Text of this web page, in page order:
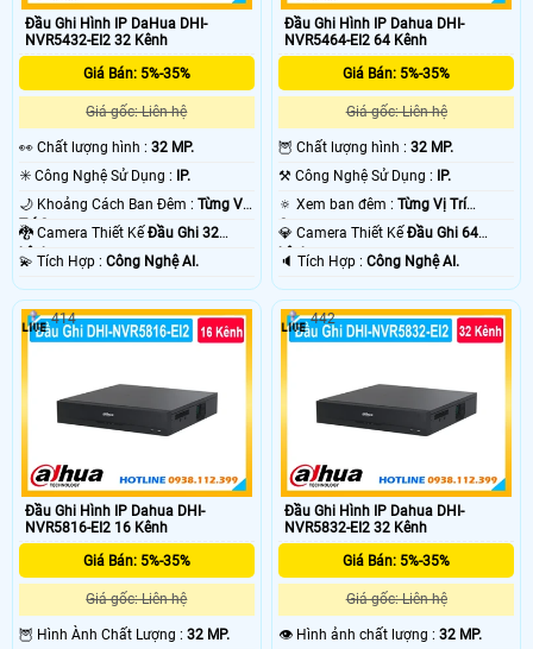
Đầu Ghi Hình IP DaHua DHI-
NVR5432-EI2 32 Kênh
Giá Bán: 5%-35%
Giá gốc: Liên hệ
️👀 Chất lượng hình : 32 MP.
✳️ Công Nghệ Sử Dụng :
IP.
🌙 Khoảng Cách Ban Đêm : Từng Vị
Trí Camera .
🐉️ Camera Thiết Kế Đầu Ghi 32
kênh.
️💫 Tích Hợp : Công Nghệ AI.
Đầu Ghi Hình IP Dahua DHI-
NVR5464-EI2 64 Kênh
Giá Bán: 5%-35%
Giá gốc: Liên hệ
🦉 Chất lượng hình :32 MP.
⚒ Công Nghệ Sử Dụng :
IP.
🔅 Xem ban đêm :Từng Vị Trí
Camera .
💎 Camera Thiết KếĐầu Ghi 64
kênh.
️🔈 Tích Hợp :Công Nghệ AI.
Đầu Ghi Hình IP Dahua DHI-
NVR5816-EI2 16 Kênh
Giá Bán: 5%-35%
Giá gốc: Liên hệ
🦉 Hình Ành Chất Lượng : 32 MP.
414
Đầu Ghi Hình IP Dahua DHI-
NVR5832-EI2 32 Kênh
Giá Bán: 5%-35%
Giá gốc: Liên hệ
👁 Hình ảnh chất lượng :32 MP.
442